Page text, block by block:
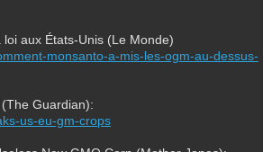
aux États-Unis (Le Monde)
monsanto-a-mis-les-ogm-au-dessus-
Guardian):
us-eu-gm-crops